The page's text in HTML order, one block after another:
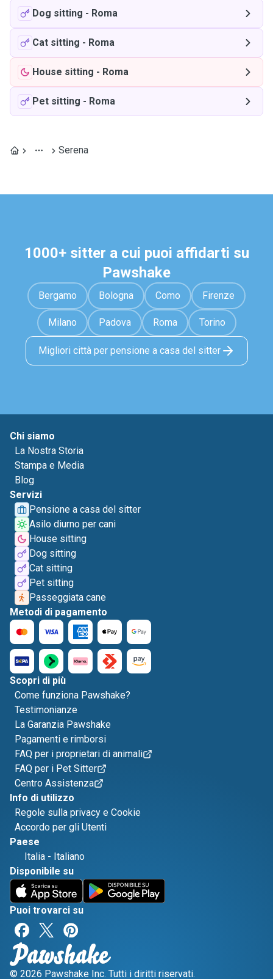
Dog sitting - Roma
Cat sitting - Roma
House sitting - Roma
Pet sitting - Roma
Serena
1000+ sitter a cui puoi affidarti su
Pawshake
Bergamo Bologna Como Firenze
Milano Padova Roma Torino
Migliori città per pensione a casa del sitter
Chi siamo
La Nostra Storia
Stampa e Media
Blog
Servizi
Pensione a casa del sitter
Asilo diurno per cani
House sitting
Dog sitting
Cat sitting
Pet sitting
Passeggiata cane
Metodi di pagamento
Scopri di più
Come funziona Pawshake?
Testimonianze
La Garanzia Pawshake
Pagamenti e rimborsi
FAQ per i proprietari di animali
FAQ per i Pet Sitter
Centro Assistenza
Info di utilizzo
Regole sulla privacy e Cookie
Accordo per gli Utenti
Paese
Italia - Italiano
Disponibile su
Puoi trovarci su
© 2026 Pawshake Inc. Tutti i diritti riservati.